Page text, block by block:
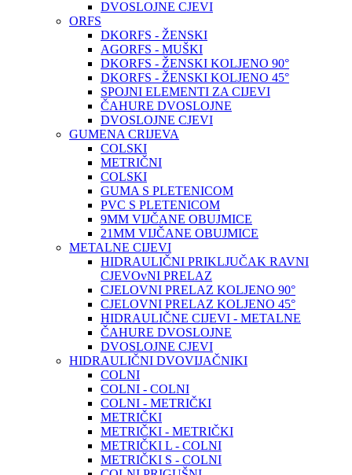
DVOSLOJNE CJEVI
ORFS
DKORFS - ŽENSKI
AGORFS - MUŠKI
DKORFS - ŽENSKI KOLJENO 90°
DKORFS - ŽENSKI KOLJENO 45°
SPOJNI ELEMENTI ZA CIJEVI
ČAHURE DVOSLOJNE
DVOSLOJNE CJEVI
GUMENA CRIJEVA
COLSKI
METRIČNI
COLSKI
GUMA S PLETENICOM
PVC S PLETENICOM
9MM VIJČANE OBUJMICE
21MM VIJČANE OBUJMICE
METALNE CIJEVI
HIDRAULIČNI PRIKLJUČAK RAVNI
CJEVOvNI PRELAZ
CJELOVNI PRELAZ KOLJENO 90°
CJELOVNI PRELAZ KOLJENO 45°
HIDRAULIČNE CIJEVI - METALNE
ČAHURE DVOSLOJNE
DVOSLOJNE CJEVI
HIDRAULIČNI DVOVIJAČNIKI
COLNI
COLNI - COLNI
COLNI - METRIČKI
METRIČKI
METRIČKI - METRIČKI
METRIČKI L - COLNI
METRIČKI S - COLNI